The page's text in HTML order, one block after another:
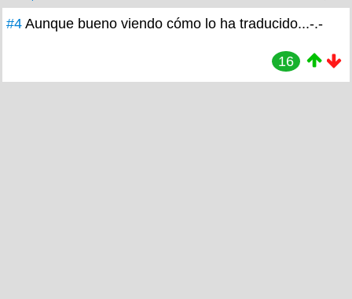
#4 Aunque bueno viendo cómo lo ha traducido...-.-
16